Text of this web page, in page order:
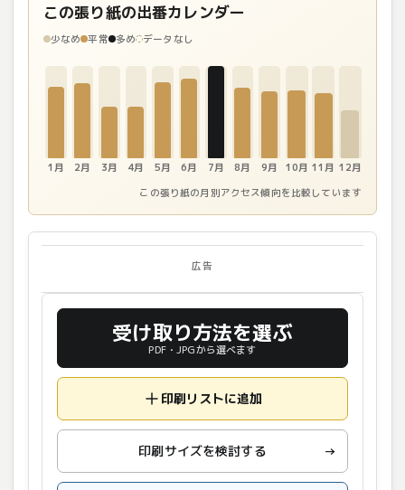
この張り紙の出番カレンダー
少なめ 平常 多め データなし
1月 2月 3月 4月 5月 6月 7月 8月 9月 10月 11月 12月
この張り紙の月別アクセス傾向を比較しています
広告
受け取り方法を選ぶ
PDF・JPGから選べます
印刷リストに追加
印刷サイズを検討する →